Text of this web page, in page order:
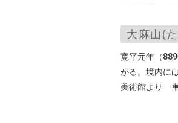
大麻山(
寛平元年（
がる。境内に
美術館より